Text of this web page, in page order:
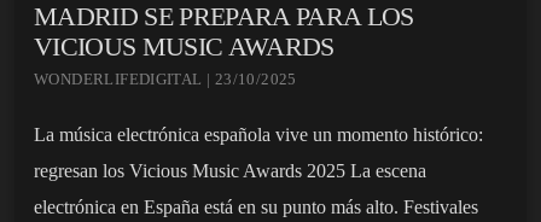
MADRID SE PREPARA PARA LOS
VICIOUS MUSIC AWARDS
WONDERLIFEDIGITAL | 23/10/2025
La música electrónica española vive un momento histórico:
regresan los Vicious Music Awards 2025 La escena
electrónica en España está en su punto más alto. Festivales